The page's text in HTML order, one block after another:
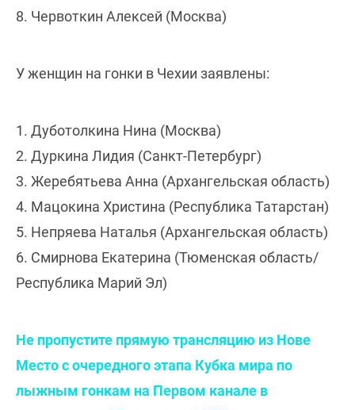
8. Червоткин Алексей (Москва)
У женщин на гонки в Чехии заявлены:
1. Дуботолкина Нина (Москва)
2. Дуркина Лидия (Санкт-Петербург)
3. Жеребятьева Анна (Архангельская область)
4. Мацокина Христина (Республика Татарстан)
5. Непряева Наталья (Архангельская область)
6. Смирнова Екатерина (Тюменская область/
Республика Марий Эл)
Не пропустите прямую трансляцию из Нове
Место с очередного этапа Кубка мира по
лыжным гонкам на Первом канале в